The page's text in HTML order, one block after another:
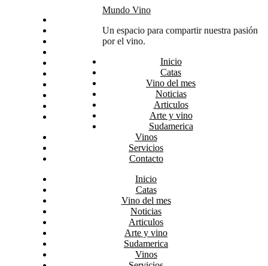
Arte y vino
Sudamerica
Mundo Vino
Un espacio para compartir nuestra pasión
por el vino.
Inicio
Catas
Vino del mes
Noticias
Articulos
Arte y vino
Sudamerica
Vinos
Servicios
Contacto
Inicio
Catas
Vino del mes
Noticias
Articulos
Arte y vino
Sudamerica
Vinos